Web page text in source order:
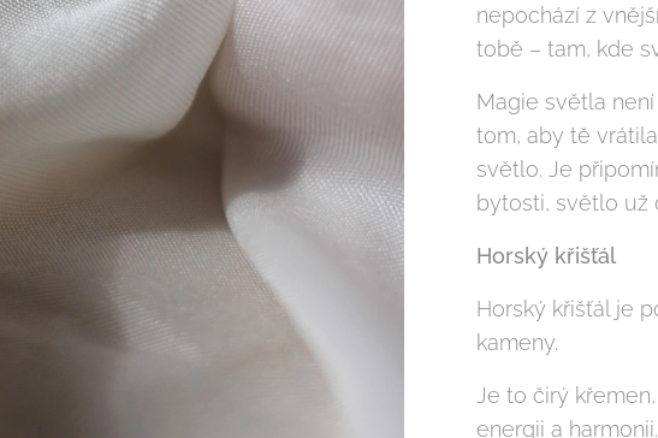
nepochází z
tobě – tam, kde
Magie světla
tom, aby tě
světlo. Je
bytosti, světlo už
Horský křišťál
Horský křišťál je
kameny.
Je to čirý
energii a harmonii.